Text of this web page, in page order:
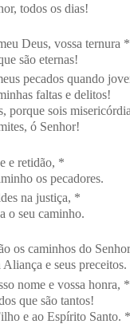
todos os dias!
Deus, vossa ternura *
são eternas!
pecados quando
faltas e delitos!
porque sois
ó Senhor!
e retidão, *
os pecadores.
na justiça, *
o seu caminho.
os caminhos do
e seus preceitos.
nome e vossa honra, *
que são tantos!
e ao Espírito Santo. *